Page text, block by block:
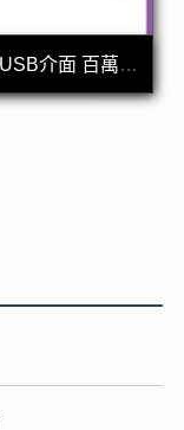
DK-6363 二維有線高解析條碼掃描器 USB介面 百萬畫素